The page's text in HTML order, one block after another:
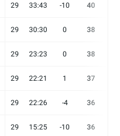
29 33:43 -10 40
29 30:30 0 38
29 23:23 0 38
29 22:21 1 37
29 22:26 -4 36
29 15:25 -10 36